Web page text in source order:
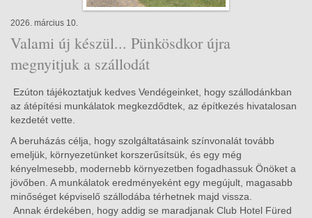
2026. március 10.
Valami új készül... Pünkösdkor újra
megnyitjuk a szállodát
Ezúton tájékoztatjuk kedves Vendégeinket, hogy szállodánkban
az átépítési munkálatok megkezdődtek, az építkezés hivatalosan
kezdetét vette.
A beruházás célja, hogy szolgáltatásaink színvonalát tovább
emeljük, környezetünket korszerűsítsük, és egy még
kényelmesebb, modernebb környezetben fogadhassuk Önöket a
jövőben. A munkálatok eredményeként egy megújult, magasabb
minőséget képviselő szállodába térhetnek majd vissza.
Annak érdekében, hogy addig se maradjanak Club Hotel Füred